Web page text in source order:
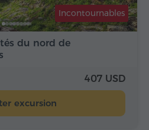
du nord de
Incontournables
407 USD
excursion